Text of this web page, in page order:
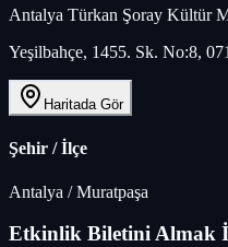
Antalya Türkan Şoray Kültür
Yeşilbahçe, 1455. Sk. No:8,
Haritada Gör
Şehir / İlçe
Antalya /Muratpaşa
Etkinlik Biletini Almak